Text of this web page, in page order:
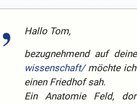
Hallo Tom,
bezugnehmend auf
wissenschaft/möchte ich
einen Friedhof sah.
Ein Anatomie Feld,